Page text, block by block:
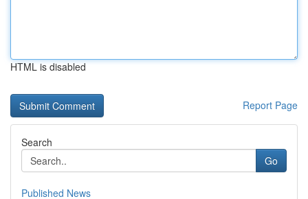
HTML is disabled
Report Page
Search
Go
Published News